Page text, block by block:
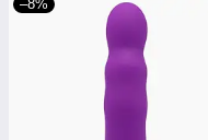
–8%